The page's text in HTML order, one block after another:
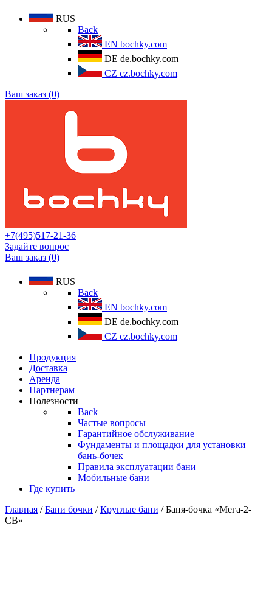
RUS
Back
EN bochky.com
DE de.bochky.com
CZ cz.bochky.com
Ваш заказ (0)
+7(495)517-21-36
Задайте вопрос
Ваш заказ (0)
RUS
Back
EN bochky.com
DE de.bochky.com
CZ cz.bochky.com
Продукция
Доставка
Аренда
Партнерам
Полезности
Back
Частые вопросы
Гарантийное обслуживание
Фундаменты и площадки для установки
бань-бочек
Правила эксплуатации бани
Мобильные бани
Где купить
Главная /Бани бочки /Круглые бани / Баня-бочка «Мега-2-
СВ»